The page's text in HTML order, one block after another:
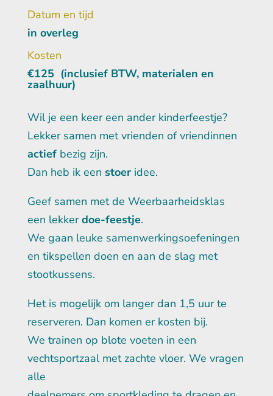
Datum en tijd
in overleg
Kosten
€125 (inclusief BTW, materialen en
zaalhuur)
Wil je een keer een ander kinderfeestje?
Lekker samen met vrienden of vriendinnen
actiefbezig zijn.
Dan heb ik een stoeridee.
Geef samen met de Weerbaarheidsklas
een lekkerdoe-feestje.
We gaan leuke samenwerkingsoefeningen
en tikspellen doen en aan de slag met
stootkussens.
Het is mogelijk om langer dan 1,5 uur te
reserveren. Dan komen er kosten bij.
We trainen op blote voeten in een
vechtsportzaal met zachte vloer. We vragen
alle